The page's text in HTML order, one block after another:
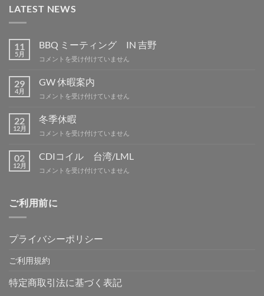
LATEST NEWS
11
5月
BBQ ミーティング IN 吉野
BBQ
ー
ィ
グ
吉
は
コメントを受け付けていません
29
4月
GW 休暇案内
GW
暇
案
内
コメントを受け付けていません
22
12月
冬季休暇
冬
休
は
コメントを受け付けていません
02
12月
CDIコイル 台湾/LML
CDI
ル
台
コメントを受け付けていません
ご利用前に
プライバシーポリシー
ご利用規約
特定商取引法に基づく表記